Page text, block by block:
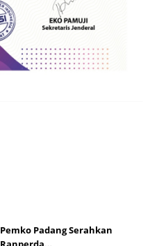
Pemko Padang Serahkan